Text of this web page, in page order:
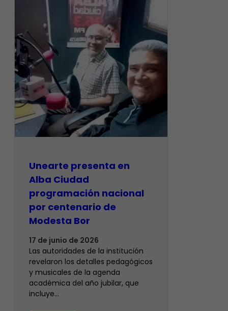
​Unearte presenta en
Alba Ciudad
programación nacional
por centenario de
Modesta Bor
17 de junio de 2026
Las autoridades de la institución
revelaron los detalles pedagógicos
y musicales de la agenda
académica del año jubilar, que
incluye…